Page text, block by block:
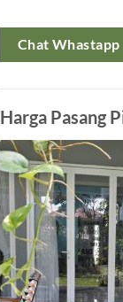
Chat Whastapp
Harga Pasang